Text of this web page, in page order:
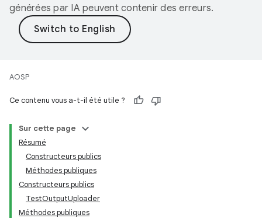
générées par IA peuvent contenir des erreurs.
AOSP
Ce contenu vous a-t-il été utile ?
Sur cette page
Résumé
Constructeurs publics
Méthodes publiques
Constructeurs publics
TestOutputUploader
Méthodes publiques